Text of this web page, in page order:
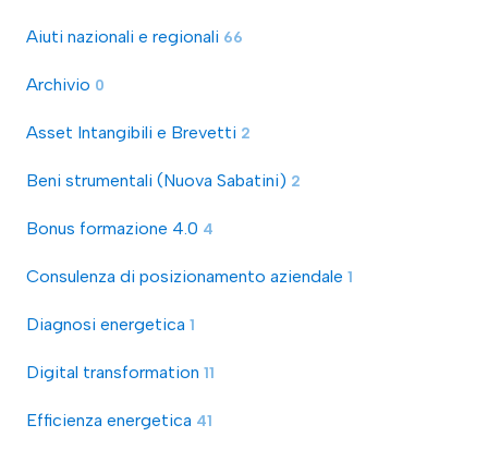
Aiuti nazionali e regionali 66
Archivio 0
Asset Intangibili e Brevetti 2
Beni strumentali (Nuova Sabatini) 2
Bonus formazione 4.0 4
Consulenza di posizionamento aziendale 1
Diagnosi energetica 1
Digital transformation 11
Efficienza energetica 41